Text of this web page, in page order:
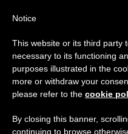
ETIQUETA
Posts
Aviso
Del 27 de julio al 7
anual, aprovechando
se generan menos
Notice
This website or its third party
necessary to its functioning
purposes illustrated in the
more or withdraw your
please refer to the cookie
By closing this banner,
continuing to browse